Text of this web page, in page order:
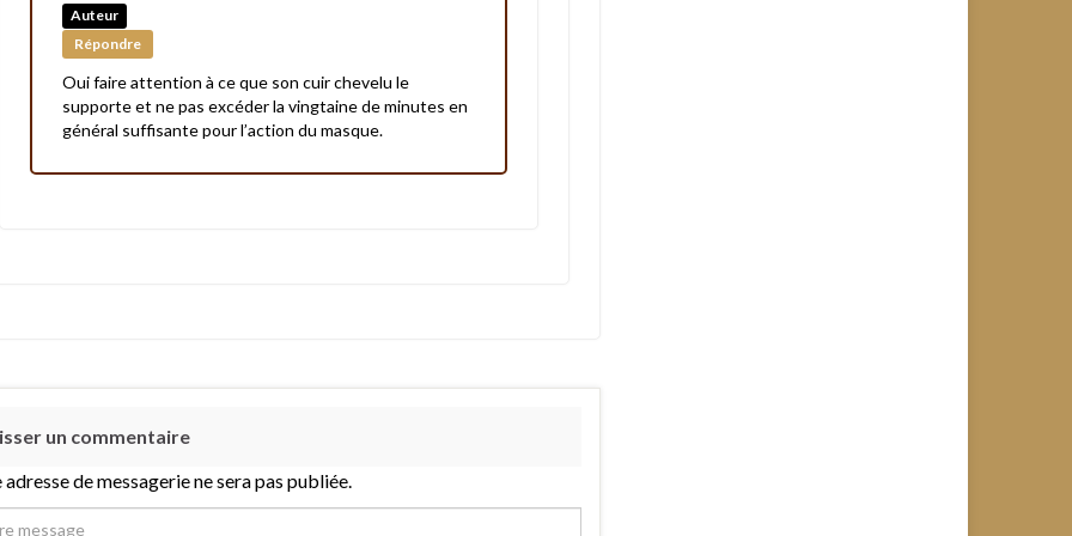
Auteur
Répondre
Oui faire attention à ce que son cuir chevelu le
supporte et ne pas excéder la vingtaine de minutes en
général suffisante pour l’action du masque.
un commentaire
de messagerie ne sera pas publiée.